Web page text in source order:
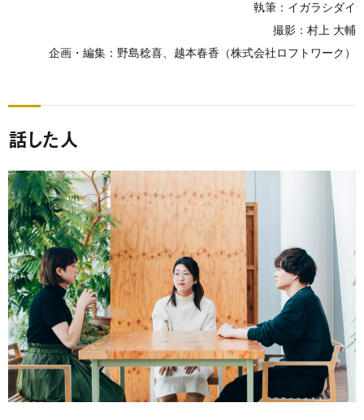
執筆：イガラシダイ
撮影：村上 大輔
企画・編集：野島稔喜、越本春香（株式会社ロフトワーク）
話した人